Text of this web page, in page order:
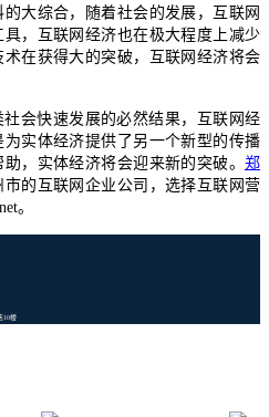
大综合，随着社会的发展，互联网
，互联网经济也在极大程度上减少
术在获得大的突破，互联网经济将会
会快速发展的必然结果，互联网经
实体经济提供了另一个新型的传播
，实体经济将会迎来新的突破。 郑
市的互联网企业公司，选择互联网营
。
10楼